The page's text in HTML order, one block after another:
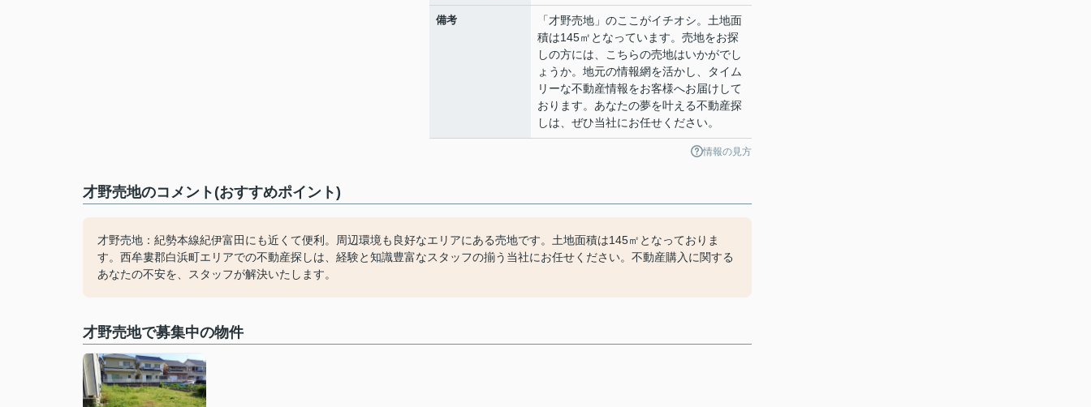
備考
「才野売地」のここがイチオシ。土地面
積は145㎡となっています。売地をお探
しの方には、こちらの売地はいかがでし
ょうか。地元の情報網を活かし、タイム
リーな不動産情報をお客様へお届けして
おります。あなたの夢を叶える不動産探
しは、ぜひ当社にお任せください。
情報の見方
才野売地のコメント(おすすめポイント)
才野売地：紀勢本線紀伊富田にも近くて便利。周辺環境も良好なエリアにある売地です。土地面積は145㎡となっておりま
す。西牟婁郡白浜町エリアでの不動産探しは、経験と知識豊富なスタッフの揃う当社にお任せください。不動産購入に関する
あなたの不安を、スタッフが解決いたします。
才野売地で募集中の物件